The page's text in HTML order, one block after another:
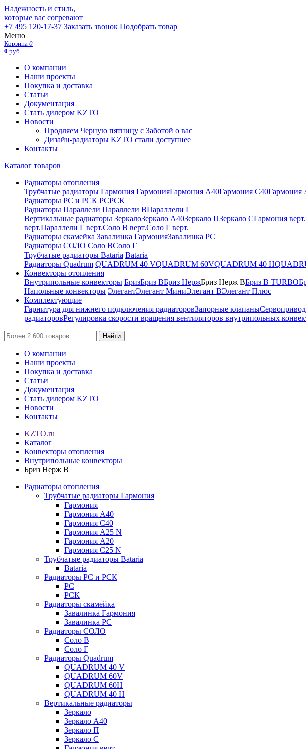
Надежность и стиль,
которые вас согревают
+7 495 120-17-37 Заказать звонок Подобрать товар
Меню
Корзина 0
0 руб.
О компании
Наши проекты
Покупка и доставка
Статьи
Документация
Стать дилером KZTO
Новости
Продляем Черную пятницу с Заботой о вас
Дизайн-радиаторы KZTO стали доступнее
Контакты
Каталог товаров
Радиаторы отопления
Трубчатые радиаторы Гармония ГармонияГармония А40Гармония С40Гармония
Радиаторы РС и РСК РСРСК
Радиаторы Параллели Параллели ВПараллели Г
Вертикальные радиаторы ЗеркалоЗеркало А40Зеркало ПЗеркало СГармония верт.
верт.Параллели Г верт.Соло В верт.Соло Г верт.
Радиаторы скамейка Завалинка ГармонияЗавалинка РС
Радиаторы СОЛО Соло ВСоло Г
Трубчатые радиаторы Bataria Bataria
Радиаторы Quadrum QUADRUM 40 VQUADRUM 60VQUADRUM 40 H
Конвекторы отопления
Внутрипольные конвекторы БризБриз ВБриз НержБриз Нерж ВБриз В TURBO
Напольные конвекторы ЭлегантЭлегант МиниЭлегант ВЭлегант Плюс
Комплектующие
Гарнитура для нижнего подключения радиаторовЗапорные клапаны
радиаторовРегулировка скорости вращения вентиляторов внутрипольных
Найти
О компании
Наши проекты
Покупка и доставка
Статьи
Документация
Стать дилером KZTO
Новости
Контакты
KZTO.ru
Каталог
Конвекторы отопления
Внутрипольные конвекторы
Бриз Нерж В
Радиаторы отопления
Трубчатые радиаторы Гармония
Гармония
Гармония А40
Гармония С40
Гармония А25 N
Гармония А20
Гармония С25 N
Трубчатые радиаторы Bataria
Bataria
Радиаторы РС и РСК
РС
РСК
Радиаторы скамейка
Завалинка Гармония
Завалинка РС
Радиаторы СОЛО
Соло В
Соло Г
Радиаторы Quadrum
QUADRUM 40 V
QUADRUM 60V
QUADRUM 60H
QUADRUM 40 H
Вертикальные радиаторы
Зеркало
Зеркало А40
Зеркало П
Зеркало С